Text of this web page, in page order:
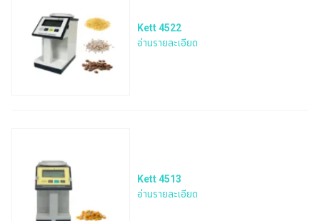
Kett 4522
อ่านรายละเอียด
Kett 4513
อ่านรายละเอียด